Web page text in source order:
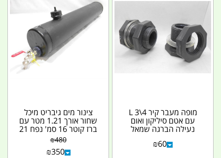
מופה מעבר קיר 4\3 L
עם אטם סיליקון ואום
נעילה הברגה שמאל
₪60
צינור מים גיבריט מיכל
שחור אורך 1.21 מטר עם
ברז קוטר 16 סמ' נפח 21
₪480
₪350